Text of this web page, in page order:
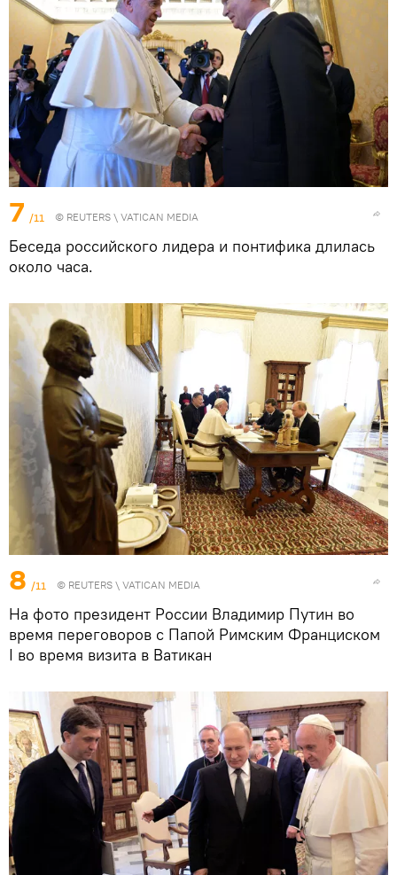
7 /11 © REUTERS \ VATICAN MEDIA
Беседа российского лидера и понтифика длилась
около часа.
8 /11 © REUTERS \ VATICAN MEDIA
На фото президент России Владимир Путин во
время переговоров с Папой Римским Франциском
I во время визита в Ватикан